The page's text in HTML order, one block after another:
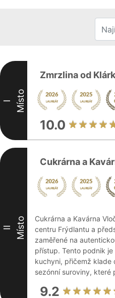
I Místo
Zmrzlina od
10.0
II Místo
Cukrárna a
Cukrárna a Kavárna
centru Frýdlantu a
zaměřené na
přístup. Tento podnik
kuchyni, přičemž klade
sezónní suroviny, které
9.2